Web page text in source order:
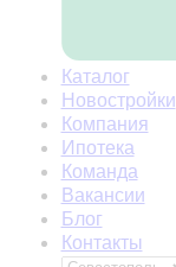
Каталог
Новостройки
Компания
Ипотека
Команда
Вакансии
Блог
Контакты